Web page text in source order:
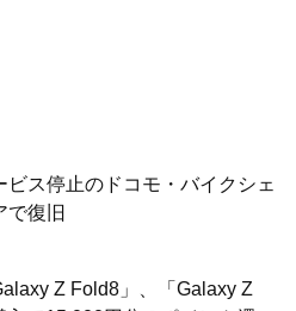
ビス停止のドコモ・バイクシェ
で復旧
Z Fold8」、「Galaxy Z